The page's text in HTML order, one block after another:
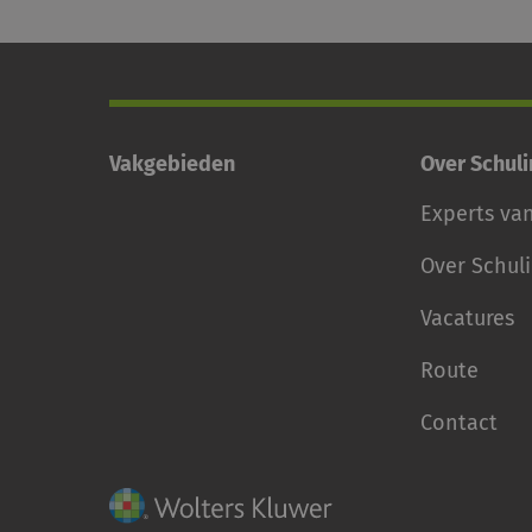
Vakgebieden
Over
Experts
Over
Vacatures
Route
Contact